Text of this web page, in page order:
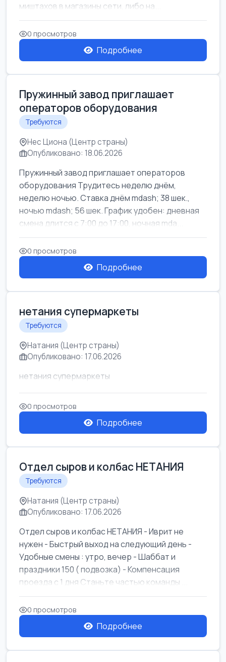
миштахов в магазины сети, либо на...
0 просмотров
Подробнее
Пружинный завод приглашает
операторов оборудования
Требуются
Нес Циона (Центр страны)
Опубликовано: 18.06.2026
Пружинный завод приглашает операторов
оборудования Трудитесь неделю днём,
неделю ночью. Ставка днём mdash; 38 шек.,
ночью mdash; 56 шек. График удобен: дневная
смена длится с 7:00 до 17:00, ночная mda...
0 просмотров
Подробнее
нетания супермаркеты
Требуются
Натания (Центр страны)
Опубликовано: 17.06.2026
нетания супермаркеты
0 просмотров
Подробнее
Отдел сыров и колбас НЕТАНИЯ
Требуются
Натания (Центр страны)
Опубликовано: 17.06.2026
Отдел сыров и колбас НЕТАНИЯ - Иврит не
нужен - Быстрый выход на следующий день -
Удобные смены : утро, вечер - Шаббат и
праздники 150 ( подвозка) - Компенсация
проезда с 1 дня Станьте частью команды ...
0 просмотров
Подробнее